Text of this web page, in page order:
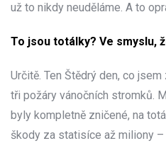
už to nikdy neuděláme. A to
To jsou totálky? Ve smyslu,
Určitě. Ten Štědrý den, co
tři požáry vánočních stromků.
byly kompletně zničené, na
škody za statisíce až miliony